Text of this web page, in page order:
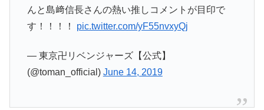
んと島﨑信長さんの熱い推しコメントが目印で
す！！！！ pic.twitter.com/yF55nvxyQj
— 東京卍リベンジャーズ【公式】
(@toman_official) June 14, 2019